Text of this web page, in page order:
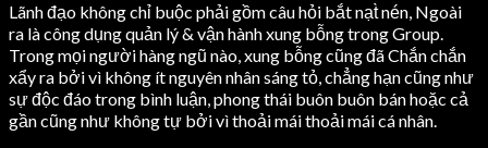
Lãnh đạo không chỉ buộc phải gồm câu hỏi bắt nạt̀ nén, Ngoài
ra là công dụng quản lý & vận hành xung bỗng trong Group.
Trong mọi người hàng ngũ nào, xung bỗng cũng đã Chắn chắn
xẩy ra bởi vì không ít nguyên nhân sáng tỏ, chẳng hạn cũng như
sự độc đáo trong bình luận, phong thái buôn buôn bán hoặc cả
gần cũng như không tự bởi vì thoải mái thoải mái cá nhân.